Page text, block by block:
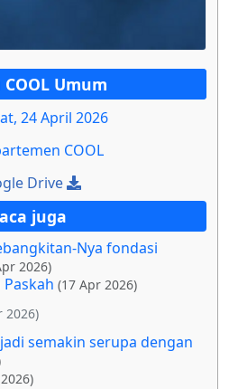
Umum
24 April 2026
COOL
Drive
juga
Nya fondasi
2026)
(17 Apr 2026)
2026)
semakin serupa dengan